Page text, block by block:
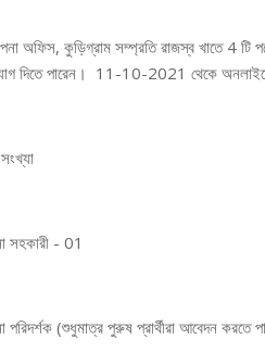
অফিস, কুড়িগ্রাম সম্প্রতি রাজস্ব খাতে 4
দিতে পারেন। 11-10-2021 থেকে
সহকারী - 01
পরিদর্শক (শুধুমাত্র পুরুষ প্রার্থীরা আবেদন করতে